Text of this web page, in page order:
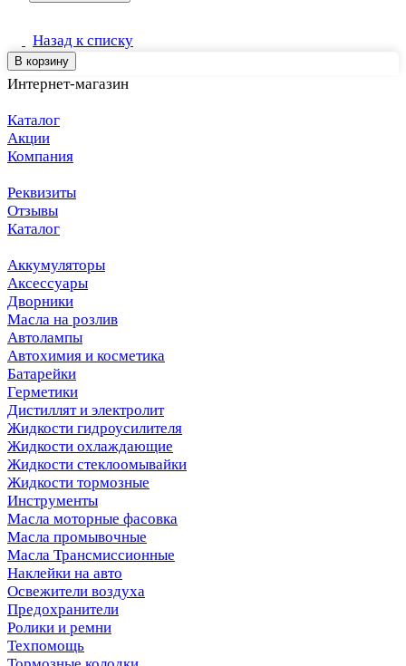
Назад к списку
В корзину
Интернет-магазин
Каталог
Акции
Компания
Реквизиты
Отзывы
Каталог
Аккумуляторы
Аксессуары
Дворники
Масла на розлив
Автолампы
Автохимия и косметика
Батарейки
Герметики
Дистиллят и электролит
Жидкости гидроусилителя
Жидкости охлаждающие
Жидкости стеклоомывайки
Жидкости тормозные
Инструменты
Масла моторные фасовка
Масла промывочные
Масла Трансмиссионные
Наклейки на авто
Освежители воздуха
Предохранители
Ролики и ремни
Техпомощь